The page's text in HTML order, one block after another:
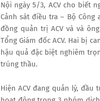
Nội ngày 5/3, ACV cho biết
Cảnh sát điều tra – Bộ Công
đồng quản trị ACV và và
Tổng Giám đốc ACV. Hai bị
hậu quả đặc biệt nghiêm
trúng thầu.
Hiện ACV đang quản lý, đầu